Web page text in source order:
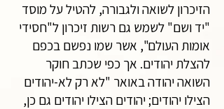
הזיכרון לשואה ולגבורה, להטיל על מוסד
"יד ושם" לשמש גם רשות זיכרון ל"חסידי
אומות העולם", אשר שמו נפשם בכפם
להצלת יהודים. אך כפי שכתב חוקר
השואה יהודה באואר "לא רק לא-יהודים
הצילו יהודים; יהודים הצילו יהודים גם כן,